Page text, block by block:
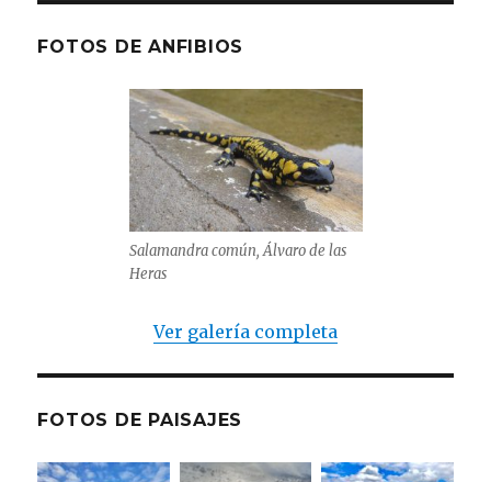
FOTOS DE ANFIBIOS
Salamandra común, Álvaro de las
Heras
Ver galería completa
FOTOS DE PAISAJES